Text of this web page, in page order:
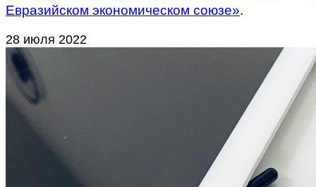
Евразийском экономическом союзе».
28 июля 2022